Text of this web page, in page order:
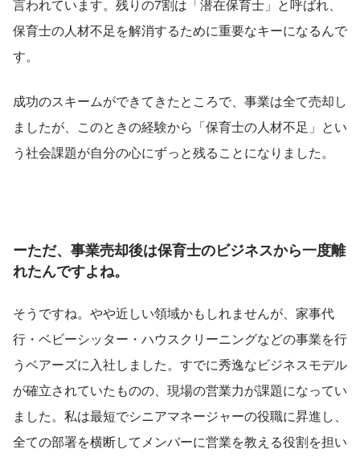
言われています。残りの7割は「潜在保育士」と呼ばれ、
保育士の人材不足を解消するために重要なキーになるんで
す。
成功のスキームができてきたところで、事業は全て売却し
ましたが、このときの経験から「保育士の人材不足」とい
う社会課題が自分の心にずっと残ることになりました。
ーただ、事業売却後は保育士のビジネスから一度離
れたんですよね。
そうですね。やや近しい領域かもしれませんが、家事代
行・ベビーシッター・ハウスクリーニングなどの事業を行
うベアーズに入社しました。すでに秀逸なビジネスモデル
が確立されていたものの、現場の営業力が課題になってい
ました。私は最短でシニアマネージャーの役職に昇進し、
全ての部署を横断してメンバーに営業を教える役割を担い